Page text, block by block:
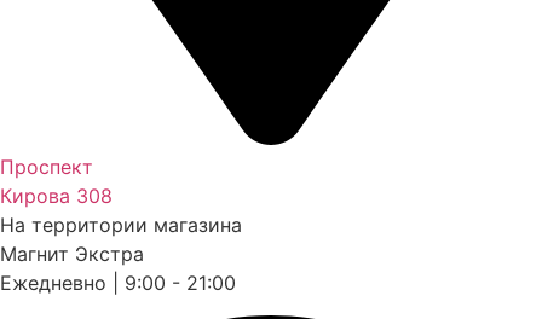
Проспект
Кирова 308
На территории магазина
Магнит Экстра
Ежедневно | 9:00 - 21:00